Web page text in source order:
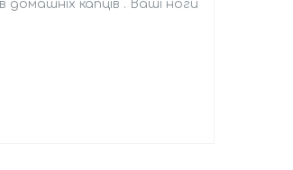
домашніх капців . Ваші ноги